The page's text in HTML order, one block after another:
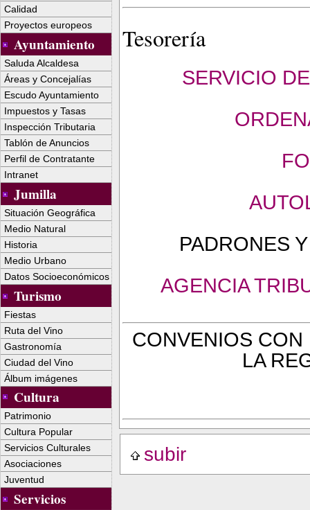
Calidad
Proyectos europeos
Ayuntamiento
Saluda Alcaldesa
Áreas y Concejalías
Escudo Ayuntamiento
Impuestos y Tasas
Inspección Tributaria
Tablón de Anuncios
Perfil de Contratante
Intranet
Jumilla
Situación Geográfica
Medio Natural
Historia
Medio Urbano
Datos Socioeconómicos
Turismo
Fiestas
Ruta del Vino
Gastronomía
Ciudad del Vino
Álbum imágenes
Cultura
Patrimonio
Cultura Popular
Servicios Culturales
Asociaciones
Juventud
Servicios
Tesorería
SERVICIO
PADRONES
AGENCIA
CONVENIOS CON
LA
subir